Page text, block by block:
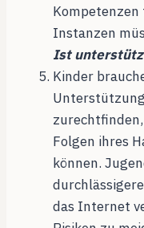
Instanzen
Ist
Kinder
Folgen ihres
können.
das Internet